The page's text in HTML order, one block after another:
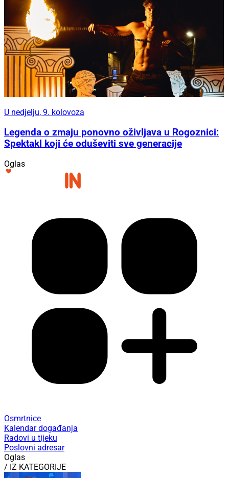
U nedjelju, 9. kolovoza
Legenda o zmaju ponovno oživljava u Rogoznici:
Spektakl koji će oduševiti sve generacije
Oglas
Osmrtnice
Kalendar događanja
Radovi u tijeku
Poslovni adresar
Oglas
/ IZ KATEGORIJE